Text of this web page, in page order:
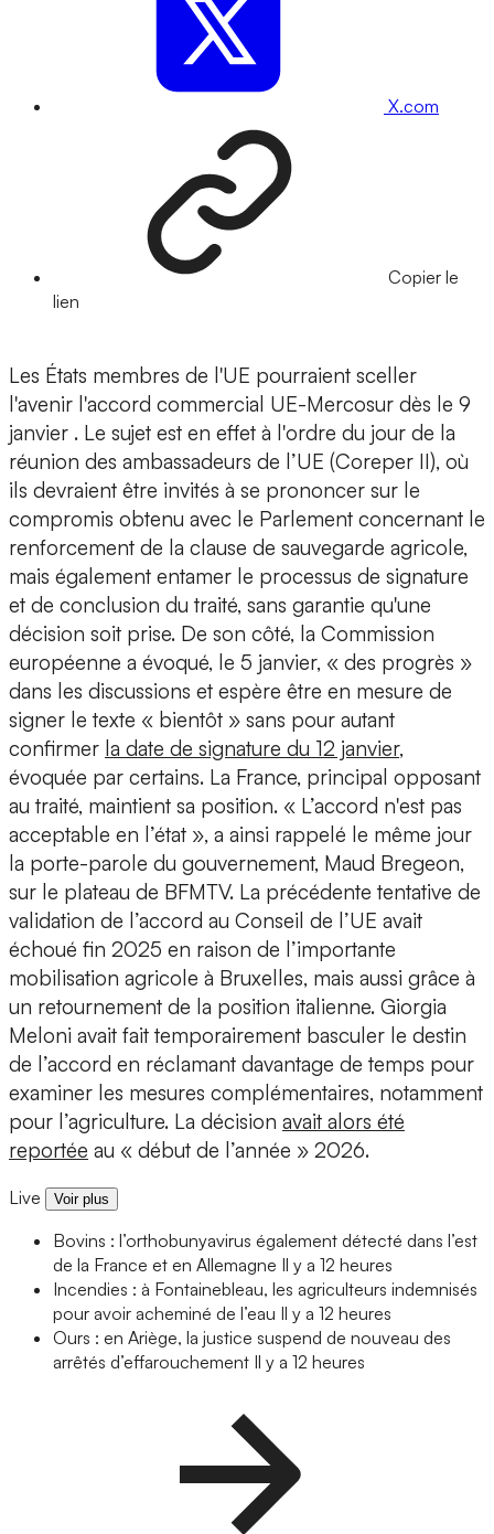
X.com
Copier le
lien
Les États membres de l'UE pourraient sceller
l'avenir l'accord commercial UE-Mercosur dès le 9
janvier . Le sujet est en effet à l'ordre du jour de la
réunion des ambassadeurs de l’UE (Coreper II), où
ils devraient être invités à se prononcer sur le
compromis obtenu avec le Parlement concernant le
renforcement de la clause de sauvegarde agricole,
mais également entamer le processus de signature
et de conclusion du traité, sans garantie qu'une
décision soit prise. De son côté, la Commission
européenne a évoqué, le 5 janvier, « des progrès »
dans les discussions et espère être en mesure de
signer le texte « bientôt » sans pour autant
confirmer la date de signature du 12 janvier,
évoquée par certains. La France, principal opposant
au traité, maintient sa position. « L’accord n'est pas
acceptable en l’état », a ainsi rappelé le même jour
la porte-parole du gouvernement, Maud Bregeon,
sur le plateau de BFMTV. La précédente tentative de
validation de l’accord au Conseil de l’UE avait
échoué fin 2025 en raison de l’importante
mobilisation agricole à Bruxelles, mais aussi grâce à
un retournement de la position italienne. Giorgia
Meloni avait fait temporairement basculer le destin
de l’accord en réclamant davantage de temps pour
examiner les mesures complémentaires, notamment
pour l’agriculture. La décision avait alors été
reportée au « début de l’année » 2026.
Live Voir plus
Bovins : l’orthobunyavirus également détecté dans l’est
de la France et en Allemagne Il y a 12 heures
Incendies : à Fontainebleau, les agriculteurs indemnisés
pour avoir acheminé de l’eau Il y a 12 heures
Ours : en Ariège, la justice suspend de nouveau des
arrêtés d’effarouchement Il y a 12 heures